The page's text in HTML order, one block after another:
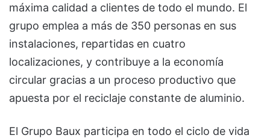
máxima calidad a clientes de todo el mundo. El
grupo emplea a más de 350 personas en sus
instalaciones, repartidas en cuatro
localizaciones, y contribuye a la economía
circular gracias a un proceso productivo que
apuesta por el reciclaje constante de aluminio.
El Grupo Baux participa en todo el ciclo de vida